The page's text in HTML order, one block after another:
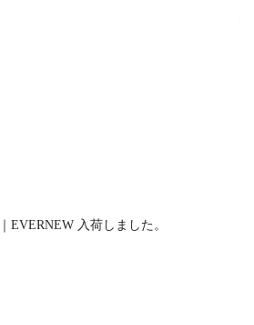
EVERNEW 入荷しました。